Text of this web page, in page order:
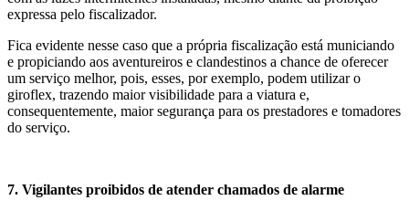
expressa pelo fiscalizador.
Fica evidente nesse caso que a própria fiscalização está municiando
e propiciando aos aventureiros e clandestinos a chance de oferecer
um serviço melhor, pois, esses, por exemplo, podem utilizar o
giroflex, trazendo maior visibilidade para a viatura e,
consequentemente, maior segurança para os prestadores e tomadores
do serviço.
7. Vigilantes proibidos de atender chamados de alarme